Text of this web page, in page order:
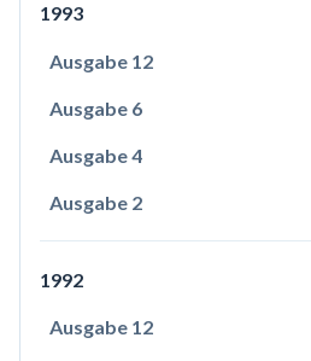
1993
Ausgabe 12
Ausgabe 6
Ausgabe 4
Ausgabe 2
1992
Ausgabe 12